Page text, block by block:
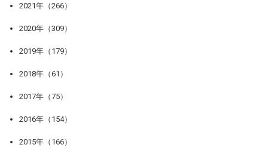
2021年（266）
2020年（309）
2019年（179）
2018年（61）
2017年（75）
2016年（154）
2015年（166）